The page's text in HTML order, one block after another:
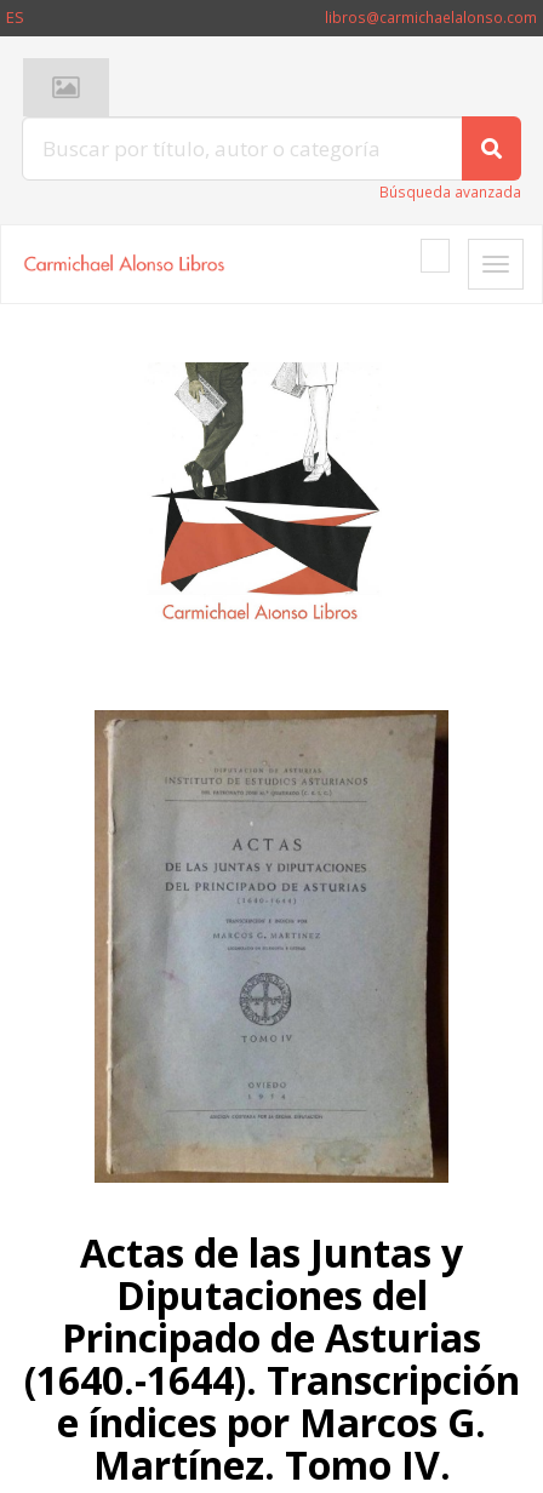
ES libros@carmichaelalonso.com
Búsqueda avanzada
Toggle
Actas de las Juntas y
Diputaciones del
Principado de Asturias
(1640.-1644). Transcripción
e índices por Marcos G.
Martínez. Tomo IV.